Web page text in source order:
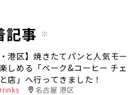
記事
・港区】焼きたてパンと人気モー
しめる「ベーク&コーヒー チェ
店」へ行ってきました！
名古屋 港区